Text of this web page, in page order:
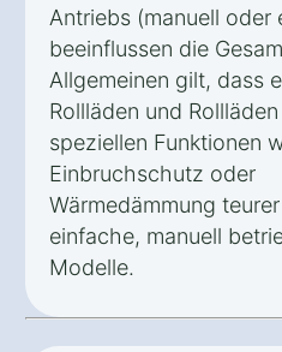
Antriebs (manuell oder
beeinflussen die
Allgemeinen gilt, dass
Rollläden und
speziellen Funktionen
Einbruchschutz oder
Wärmedämmung
einfache, manuell
Modelle.